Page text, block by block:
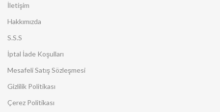
İletişim
Hakkımızda
S.S.S
İptal İade Koşulları
Mesafeli Satış Sözleşmesi
Gizlilik Politikası
Çerez Politikası